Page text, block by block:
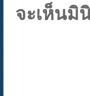
จะเห็นมิ